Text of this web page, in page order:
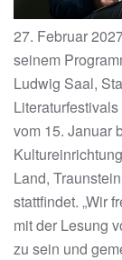
27. Februar
seinem
Ludwig Saal,
vom 15. Januar
Land,
stattfindet. „Wir
mit der Lesung
zu sein und